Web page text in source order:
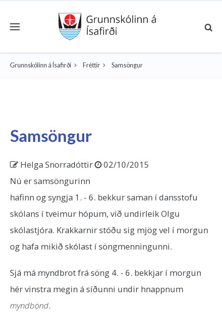
Toggle navigation
Grunnskólinn á Ísafirði Fréttir Samsöngur
Samsöngur
Helga Snorradóttir
02/10/2015
Nú er samsöngurinn
hafinn og syngja 1. - 6. bekkur saman í dansstofu
skólans í tveimur hópum, við undirleik Olgu
skólastjóra. Krakkarnir stóðu sig mjög vel í morgun
og hafa mikið skólast í söngmenningunni.
Sjá má myndbrot frá söng 4. - 6. bekkjar í morgun
hér vinstra megin á síðunni undir hnappnum
myndbönd.